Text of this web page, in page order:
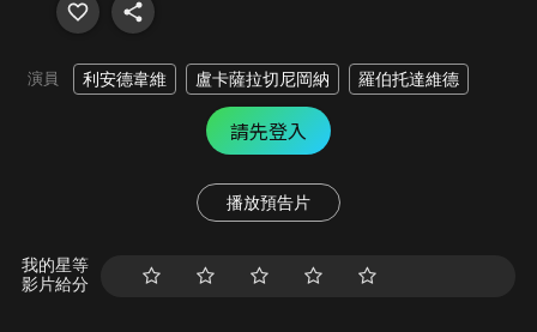
演員 利安德韋維 盧卡薩拉切尼岡納 羅伯托達維德
請先登入
播放預告片
我的星等
影片給分